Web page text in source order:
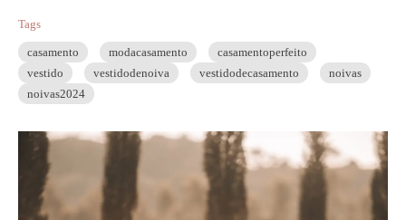
Tags
casamento modacasamento
casamentoperfeito
vestido
vestidodenoiva vestidodecasamento
noivas
noivas2024